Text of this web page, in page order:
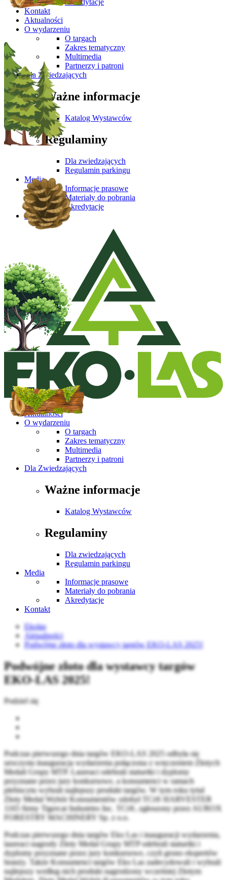
Akredytacje
Kontakt
Aktualności
O wydarzeniu
O targach
Zakres tematyczny
Multimedia
Partnerzy i patroni
Dla Zwiedzających
Ważne informacje
Katalog Wystawców
Regulaminy
Dla zwiedzających
Regulamin parkingu
Media
Informacje prasowe
Materiały do pobrania
Akredytacje
Kontakt
Aktualności
O wydarzeniu
O targach
Zakres tematyczny
Multimedia
Partnerzy i patroni
Dla Zwiedzających
Ważne informacje
Katalog Wystawców
Regulaminy
Dla zwiedzających
Regulamin parkingu
Media
Informacje prasowe
Materiały do pobrania
Akredytacje
Kontakt
Ekolas
Aktualności
Podwójne złoto dla wystawcy targów EKO-LAS 2025!
Podwójne złoto dla wystawcy targów
EKO-LAS 2025!
Podziel się
Podczas pierwszego dnia targów EKO-LAS 2025 odbyła się
uroczysta inauguracja wydarzenia połączona z wręczeniem Złotych
Medali Grupy MTP. Laureaci odebrali statuetki i dyplomy
przyznane przez jury konkursowe, a konsumenci w ramach
plebiscytu wybrali najlepszy produkt targów. W tym roku tytuł
Złoty Medal Wybór Konsumentów zdobył TCi® HARVESTER
1165 firmy Tigercat Industries Inc. TCi®, zgłoszony przez AUROX
FORESTRY MACHINERY Sp. z o.o.
Podczas pierwszego dnia targów Eko Las i inauguracji wydarzenia,
laureaci nagrody Złoty Medal Grupy MTP odebrali statuetki i
dyplomy przyznane przez jury konkursowe, czyli grono ekspertów
branży. Także Konsumenci targów Eko Las zadecydowali i wybrali
najlepszy według nich produkt nagrodzony wcześniej Złotym